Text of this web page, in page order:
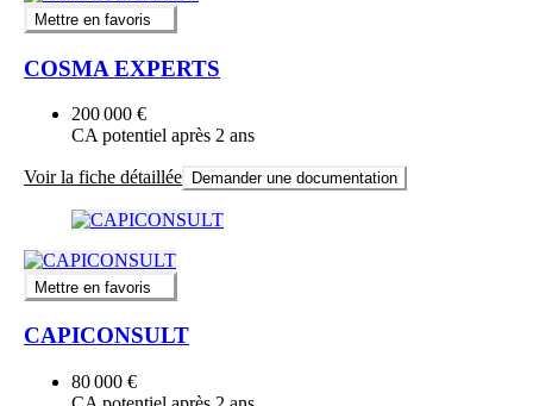
Mettre en favoris
COSMA EXPERTS
200 000 €
CA potentiel après 2 ans
Voir la fiche détaillée Demander une documentation
Mettre en favoris
CAPICONSULT
80 000 €